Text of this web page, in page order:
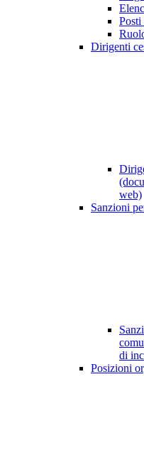
Dirigenti
web)
Sanzioni
di
Posizioni